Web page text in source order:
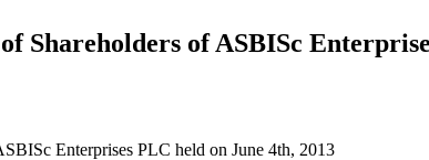
Shareholders of ASBISc
Enterprises PLC held on June 4th, 2013